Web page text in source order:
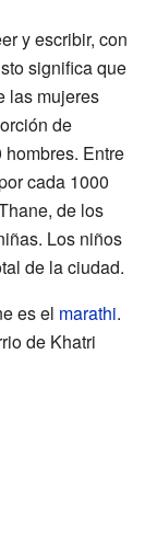
y escribir, con
significa que
las mujeres
de
Entre
cada 1000
de los
Los niños
de la ciudad.
es el marathi.
de Khatri